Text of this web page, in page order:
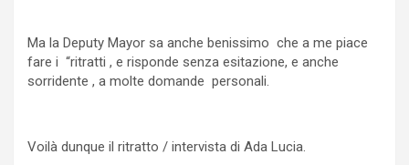
Ma la Deputy Mayor sa anche benissimo che a me piace
fare i “ritratti , e risponde senza esitazione, e anche
sorridente , a molte domande personali.
Voilà dunque il ritratto / intervista di Ada Lucia.